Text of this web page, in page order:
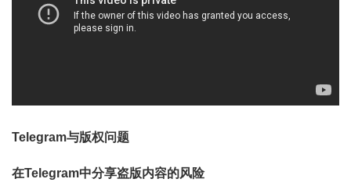
Telegram与版权问题
在Telegram中分享盗版内容的风险